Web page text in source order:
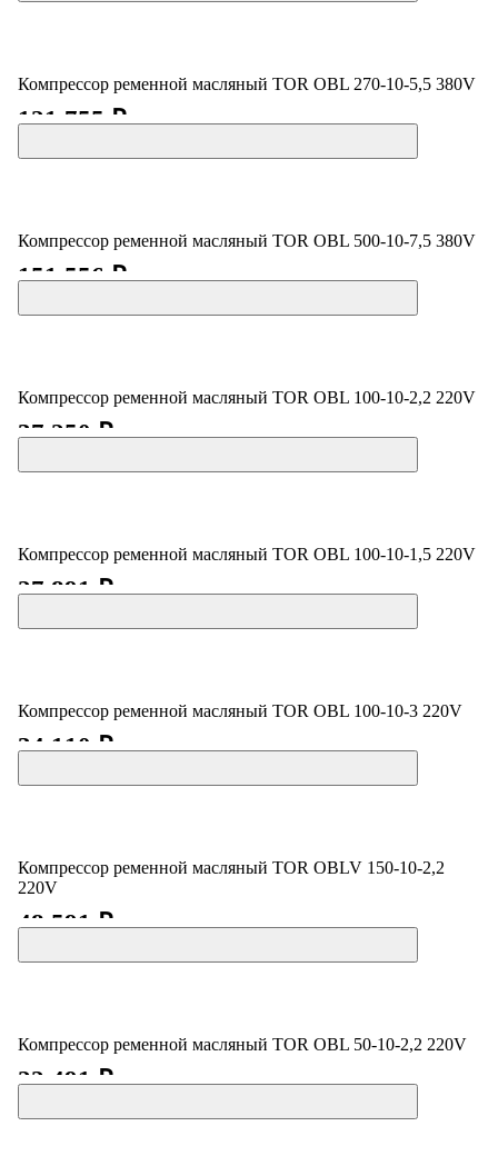
Компрессор ременной масляный TOR OBL 270-10-5,5 380V
121 755 ₽
Компрессор ременной масляный TOR OBL 500-10-7,5 380V
151 556 ₽
Компрессор ременной масляный TOR OBL 100-10-2,2 220V
37 250 ₽
Компрессор ременной масляный TOR OBL 100-10-1,5 220V
27 891 ₽
Компрессор ременной масляный TOR OBL 100-10-3 220V
34 110 ₽
Компрессор ременной масляный TOR OBLV 150-10-2,2
220V
48 591 ₽
Компрессор ременной масляный TOR OBL 50-10-2,2 220V
22 491 ₽